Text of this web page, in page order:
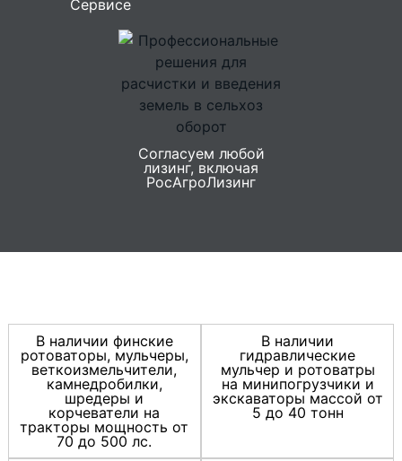
Сервисе
Согласуем любой
лизинг, включая
РосАгроЛизинг
В наличии финские
ротоваторы, мульчеры,
веткоизмельчители,
камнедробилки,
шредеры и
корчеватели на
тракторы мощность от
70 до 500 лс.
В наличии
гидравлические
мульчер и ротоватры
на минипогрузчики и
экскаваторы массой от
5 до 40 тонн